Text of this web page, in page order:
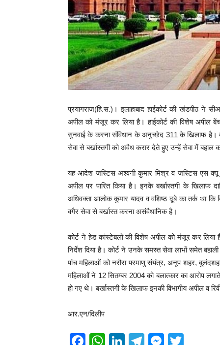
प्रयागराज(हि.स.)। इलाहाबाद हाईकोर्ट की खंडपीठ ने
अपील को मंजूर कर लिया है। हाईकोर्ट की विशेष अपील
सुनवाई के करना संविधान के अनुच्छेद 311 के खिलाफ है।
सेवा से बर्खास्तगी को अवैध करार देते हुए उन्हें सेवा में बहाल
यह आदेश जस्टिस अश्वनी कुमार मिश्र व जस्टिस एस क्यू
अपील पर पारित किया है। इनके बर्खास्तगी के
अधिवक्ता आलोक कुमार यादव व वशिष्ठ दूबे का तर्क था कि
वगैर सेवा से बर्खास्त करना असंवैधानिक है।
कोर्ट ने हेड कांस्टेबलों की विशेष अपील को मंजूर कर लिया
निर्देश दिया है। कोर्ट ने उनके समस्त सेवा लाभों समेत
पांच महिलाओं को नरौरा परमाणु संयंत्र, अनूप शहर,
महिलाओं ने 12 सितम्बर 2004 को बलात्कार का आरोप
हो गए थे। बर्खास्तगी के खिलाफ इनकी विभागीय अपील व
आर.एन/दिलीप
F
W
Li
T
M